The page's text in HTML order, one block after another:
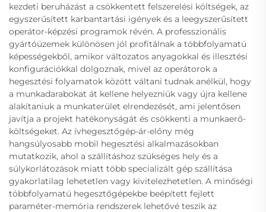
kezdeti beruházást a csökkentett felszerelési költségek, az
egyszerűsített karbantartási igények és a leegyszerűsített
operátor-képzési programok révén. A professzionális
gyártóüzemek különösen jól profitálnak a többfolyamatú
képességekből, amikor változatos anyagokkal és illesztési
konfigurációkkal dolgoznak, mivel az operátorok a
hegesztési folyamatok között váltani tudnak anélkül, hogy
a munkadarabokat át kellene helyezniük vagy újra kellene
alakítaniuk a munkaterület elrendezését, ami jelentősen
javítja a projekt hatékonyságát és csökkenti a munkaerő-
költségeket. Az ívhegesztőgép-ár-előny még
hangsúlyosabb mobil hegesztési alkalmazásokban
mutatkozik, ahol a szállításhoz szükséges hely és a
súlykorlátozások miatt több specializált gép szállítása
gyakorlatilag lehetetlen vagy kivitelezhetetlen. A minőségi
többfolyamatú hegesztőgépekbe beépített fejlett
paraméter-memória rendszerek lehetővé teszik az